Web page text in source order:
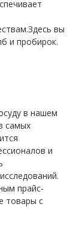
вы
и пробирок.
в нашем
самых
и
прайс-
товары с